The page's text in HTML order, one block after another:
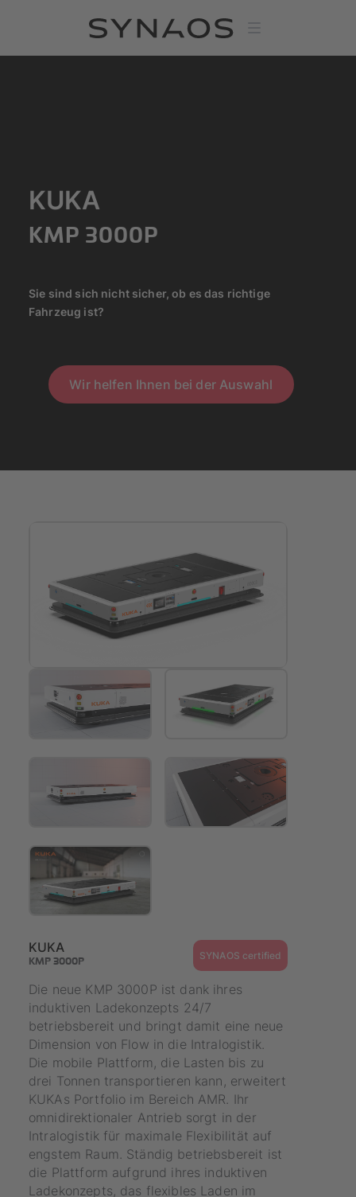
KUKA
KMP 3000P
Sie sind sich nicht sicher, ob es das richtige
Fahrzeug ist?
Wir helfen Ihnen bei der Auswahl
KUKA
KMP 3000P SYNAOS certified
Die neue KMP 3000P ist dank ihres
induktiven Ladekonzepts 24/7
betriebsbereit und bringt damit eine neue
Dimension von Flow in die Intralogistik.
Die mobile Plattform, die Lasten bis zu
drei Tonnen transportieren kann, erweitert
KUKAs Portfolio im Bereich AMR. Ihr
omnidirektionaler Antrieb sorgt in der
Intralogistik für maximale Flexibilität auf
engstem Raum. Ständig betriebsbereit ist
die Plattform aufgrund ihres induktiven
Ladekonzepts, das flexibles Laden im